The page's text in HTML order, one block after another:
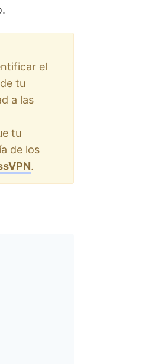
el
tu
a las
tu
de los
.